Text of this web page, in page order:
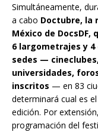
Simultáneamente,
a cabo Doctubre, la
México de DocsDF,
6 largometrajes y
sedes — cineclubes,
universidades,
inscritos — en 83
determinará cual es
edición. Por
programación del